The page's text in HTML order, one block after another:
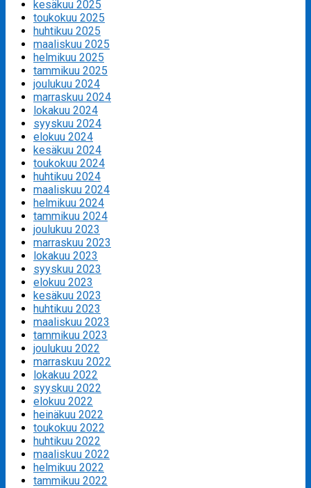
kesäkuu 2025
toukokuu 2025
huhtikuu 2025
maaliskuu 2025
helmikuu 2025
tammikuu 2025
joulukuu 2024
marraskuu 2024
lokakuu 2024
syyskuu 2024
elokuu 2024
kesäkuu 2024
toukokuu 2024
huhtikuu 2024
maaliskuu 2024
helmikuu 2024
tammikuu 2024
joulukuu 2023
marraskuu 2023
lokakuu 2023
syyskuu 2023
elokuu 2023
kesäkuu 2023
huhtikuu 2023
maaliskuu 2023
tammikuu 2023
joulukuu 2022
marraskuu 2022
lokakuu 2022
syyskuu 2022
elokuu 2022
heinäkuu 2022
toukokuu 2022
huhtikuu 2022
maaliskuu 2022
helmikuu 2022
tammikuu 2022